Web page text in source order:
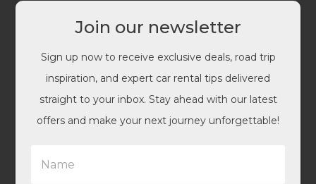
Join our newsletter
Sign up now to receive exclusive deals, road trip
inspiration, and expert car rental tips delivered
straight to your inbox. Stay ahead with our latest
offers and make your next journey unforgettable!